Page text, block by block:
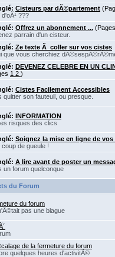
Cisteurs par dÃ©partement
???
Offrez un abonnement ...
parrain d'un cisteur.
Ze texte Ã coller sur vos cistes
que vous cherchiez
DEVENEZ CELEBRE EN UN
1 2 )
Cistes Facilement Accessibles
quitter son fauteuil, ou presque.
INFORMATION
risques des clics
Soignez la mise en ligne de vos
coup de gueule !
A lire avant de poster un
un forum quelconque
du Forum
du forum
pas une blague
de la fermeture du forum
quelques heures d'activitÃ©